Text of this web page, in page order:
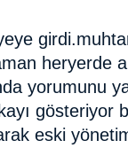
heryerde
yorumunu
gösteriyor
eski